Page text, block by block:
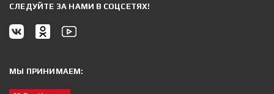
CЛЕДУЙТЕ ЗА НАМИ В СОЦСЕТЯХ!
МЫ ПРИНИМАЕМ: